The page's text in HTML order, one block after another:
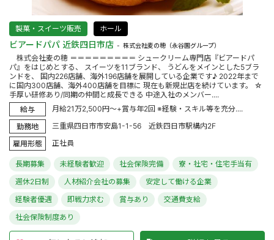
製菓・スイーツ販売 ホール
ビアードパパ 近鉄四日市店 株式会社麦の穂（永谷園グループ）
株式会社麦の穂 ＝＝＝＝＝＝＝＝＝ シュークリーム専門店『ビアードパ
パ』をはじめとする、 スイーツを11ブランド、 うどんをメインとした5ブラ
ンドを、 国内226店舗、海外196店舗を展開している企業です♪ 2022年まで
に国内300店舗、海外400店舗を目標に 現在も新規出店を続けています。 ☆
手厚い研修あり/同期の仲間と成長できる 中途入社のメンバー....
給与
月給21万2,500円～+賞与年2回 ※経験・スキル等を充分....
勤務地
三重県四日市市安島1-1-56 近鉄四日市駅構内2F
雇用形態
正社員
長期募集 未経験者歓迎 社会保険完備
寮・社宅・住宅手当有
週休2日制
人材紹介会社の募集
安定して働ける企業
経験者優遇
即戦力求む 賞与あり
交通費支給
社会保険制度あり